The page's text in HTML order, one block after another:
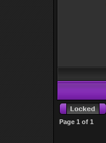
Page 1 of 1